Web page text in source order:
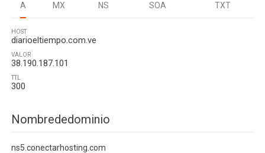
A MX NS SOA TXT
HOST
diarioeltiempo.com.ve
VALOR
38.190.187.101
TTL
300
Nombrededominio
ns5.conectarhosting.com